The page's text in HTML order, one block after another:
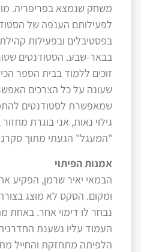
משחק שנמצא בפריפריה.
לפעילותם הענפה של
בפסטיבלים ובפעילות
בבאר-שבע. הסטודנטים
זוכים ללמוד בבית הספר
שעונה על כל הצרכים
שמאפשרת לסטודנטים
גילוי נאות, אני בוגרת
"המעגל" הגעתי מתוך
אמנות הפיתוי
הבמאי יאיר שרמן, הפקיע
ומקום. הסקס לא מוצג
נבחר לו דימוי אחר. באחת
העמוד עליו נשענת
הלפיתה מתחזקת והחייל